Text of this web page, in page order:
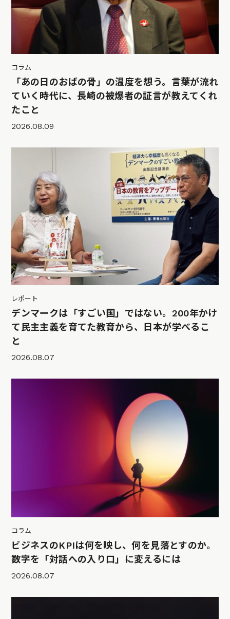
コラム
「あの日のおばの骨」の温度を想う。言葉が流れ
ていく時代に、長崎の被爆者の証言が教えてくれ
たこと
2026.08.09
レポート
デンマークは「すごい国」ではない。200年かけ
て民主主義を育てた教育から、日本が学べるこ
と
2026.08.07
コラム
ビジネスのKPIは何を映し、何を見落とすのか。
数字を「対話への入り口」に変えるには
2026.08.07